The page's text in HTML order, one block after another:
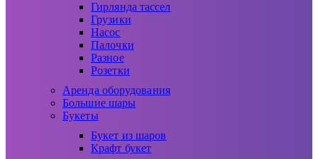
Гирлянда тассел
Грузики
Насос
Палочки
Разное
Розетки
Аренда оборудования
Большие шары
Букеты
Букет из шаров
Крафт букет